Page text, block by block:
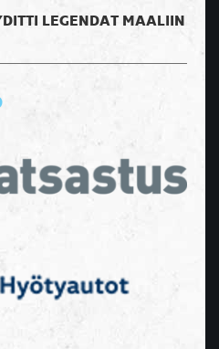
LEGENDAT MAALIIN